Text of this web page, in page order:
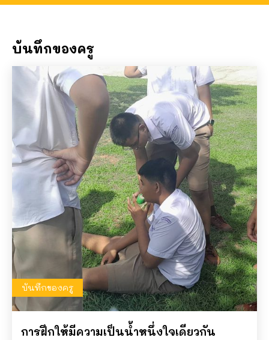
00:21
ศิษย์ครูแชมป์ กำลังถ่ายทอดสด!
03:20
รักที่ไม่อาจรั้ง (เพลงครูแชมป์) #ศิษย์ครูแชมป์
02:59
วิธีแก้ปัญหาเด็กหลอกว่าส่งงานแล้วแบบครู
แชมป์
01:34
หมากจุกอก ของดีจากความเมตตาของหลวงพ่อ
แดง วัดบางทราย
01:09
รักที่ไม่อาจรั้ง #ศิษย์ครูแชมป์
02:59
ไม่อาจเปลี่ยนใจ แต่ต้องไปปั่นงาน เพลงรักจาก
ครูแชมป์ได้แรงบันดาลใจมาจากเด็กนักเรียน
#ศิษย์ครูแชมป์
02:59
ความในใจของคนเรียน i.s.
03:43
จากอดีตแหล่งค้าขายยามค่ำคืนที่รุ่งโรจน์ สู่ลาน
ออกกำลังกายของชาวพิษณุโลก ใครเคยมาบ้าง
ครับ
00:33
บันทึกของครู
บันทึกของครู
การฝึกให้มีความเป็นน้ำหนึ่งใจเดียวกัน